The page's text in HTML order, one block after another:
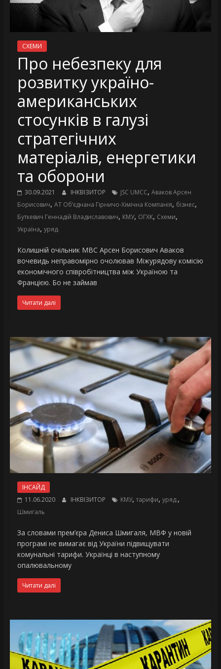
СХЕМИ
Про небезпеку для
розвитку україно-
американських
стосунків в галузі
стратегічних
матеріалів, енергетики
та оборони
30.09.2021 ІНКВІЗИТОР JSC UMCC, Аваков Арсен
Борисович, АТ Об’єднана Гірничо-Хімічна Компанія, бізнес,
Буткевич Геннадій Владиславович, КМУ, ОГХК, Схеми,
Україна, уряд.
Колишній очільник МВС Арсен Борисович Аваков
вочевидь неправомірно очолював Міжурядову комісію
економічного співробітництва між Україною та
Францією. Бо не займав
Читати далі
ІНСАЙД
11.06.2020
ІНКВІЗИТОР КМУ, тарифи, уряд.,
Шмигаль
За словами прем’єра Дениса Шмигаля, МВФ у новій
програмі не вимагає від України підвищувати
комунальні тарифи. Українці в наступному
опалювальному
Читати далі